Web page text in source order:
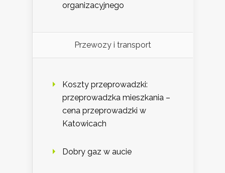
organizacyjnego
Przewozy i transport
Koszty przeprowadzki:
przeprowadzka mieszkania –
cena przeprowadzki w
Katowicach
Dobry gaz w aucie